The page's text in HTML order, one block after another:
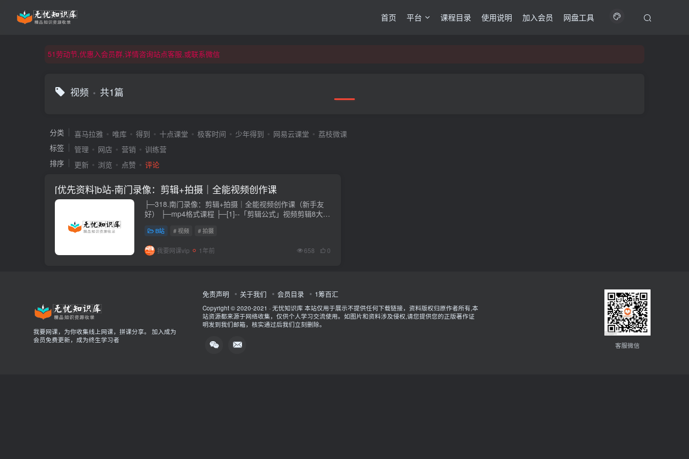
首页 平台 课程目录 使用说明 加入会员 网盘工具
51劳动节,优惠入会员群,详情咨询站点客服,或联系微信
51劳动节,优惠入会员群,详情咨询站点客服,或联系微信
视频 共1篇
分类 喜马拉雅 唯库 得到 十点课堂 极客时间 少年得到 网易云课堂
荔枝微课
标签
管理 网店 营销
训练营
排序
更新 浏览 点赞 评论
[优先资料]b站-南门录像：剪辑+拍摄｜全能视频创作课
├─318.南门录像：剪辑+拍摄｜全能视频创作课（新手友
好） ├─mp4格式课程 ├─[1]--「剪辑公式」视频剪辑8大元
视频剪辑...
B站 # 视频 # 拍摄
我要网课vip 1年前 658 0
我要网课，为你收集线上网课，拼课分享。 加入成为
会员免费更新，成为终生学习者
免责声明 关于我们 会员目录 1筹百汇
Copyright © 2020-2021 · 无忧知识库 本站仅用于展示不提供任何下载链接，资料版权归原作者所有,本
站资源都来源于网络收集，仅供个人学习交流使用。如图片和资料涉及侵权,请您提供您的正版著作证
明发到我们邮箱，核实通过后我们立刻删除。
客服微信